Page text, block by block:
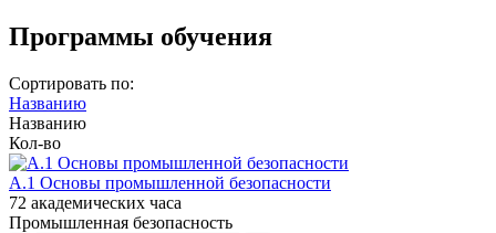
Программы обучения
Сортировать по:
Названию
Названию
Кол-во
А.1 Основы промышленной безопасности
72 академических часа
Промышленная безопасность